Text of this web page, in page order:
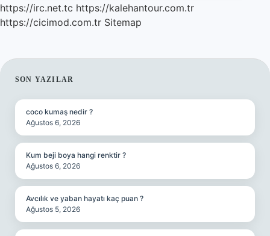
https://irc.net.tc https://kalehantour.com.tr
https://cicimod.com.tr Sitemap
SIDEBAR
SON YAZILAR
coco kumaş nedir ?
Ağustos 6, 2026
Kum beji boya hangi renktir ?
Ağustos 6, 2026
Avcılık ve yaban hayatı kaç puan ?
Ağustos 5, 2026